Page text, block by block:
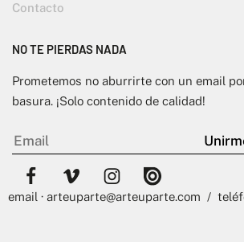
Contacto
NO TE PIERDAS NADA
Prometemos no aburrirte con un email
basura. ¡Solo contenido de calidad!
email · arteuparte@arteuparte.com /